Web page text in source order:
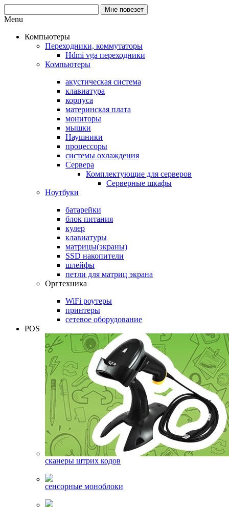
Menu
Компьютеры
Переходники, коммутаторы
Hdmi vga переходники
Компьютеры
акустическая система
клавиатура
корпуса
материнская плата
мониторы
мышки
Наушники
процессоры
системы охлаждения
Сервера
Комплектующие для серверов
Серверные шкафы
Ноутбуки
батарейки
блок питания
кулер
клавиатуры
матрицы(экраны)
SSD накопители
шлейфы
петли для матриц экрана
Оргтехника
WiFi роутеры
принтеры
сетевое оборудование
POS
сканеры штрих кодов
сенсорные моноблоки